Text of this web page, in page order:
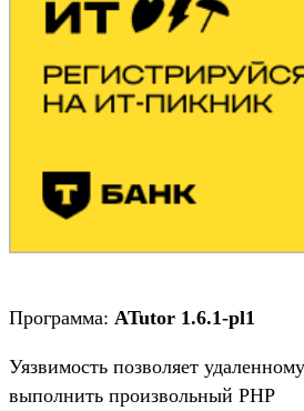
Программа: ATutor 1.6.1-pl1
Уязвимость позволяет
выполнить произвольный PHP